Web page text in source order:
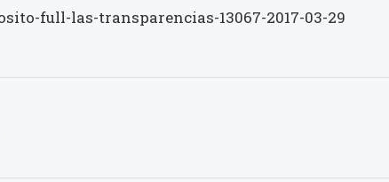
full-las-transparencias-13067-2017-03-29